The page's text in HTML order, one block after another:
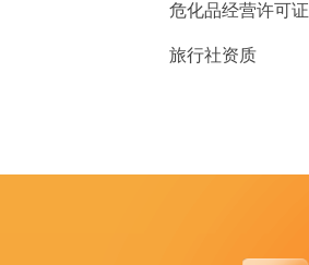
危化品经营许可证
旅行社资质